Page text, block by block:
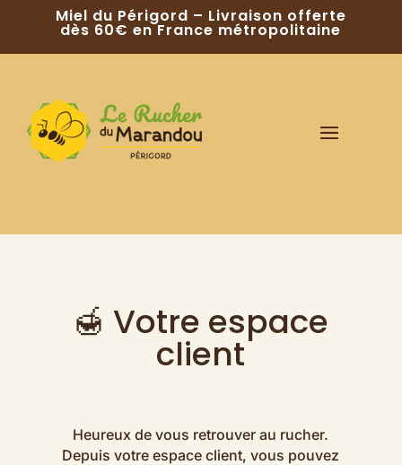
Miel du Périgord – Livraison offerte
dès 60€ en France métropolitaine
🍯 Votre espace
client
Heureux de vous retrouver au rucher.
Depuis votre espace client, vous pouvez